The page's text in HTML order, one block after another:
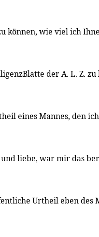
können, wie viel ich
der A. L. Z.
eines Mannes, den
liebe, war mir das
Urtheil eben des